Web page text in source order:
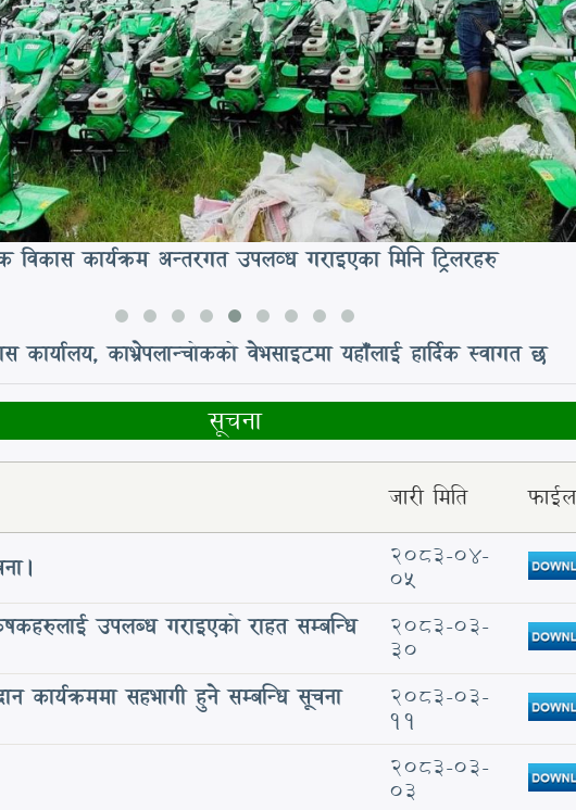
विकास कार्यक्रम अन्तरगत उपलव्ध गराइएका मिनि ट्रिलरहरु
कार्यालय, काभ्रेपलान्चोकको वेभसाइटमा यहाँलाई हार्दिक स्वागत छ
सूचना
जारी मिति फाईल
2083-04-
05
उपलब्ध गराइएको राहत सम्बन्धि
2083-03-
30
कार्यक्रममा सहभागी हुने सम्बन्धि सूचना
2083-03-
11
2083-03-
03